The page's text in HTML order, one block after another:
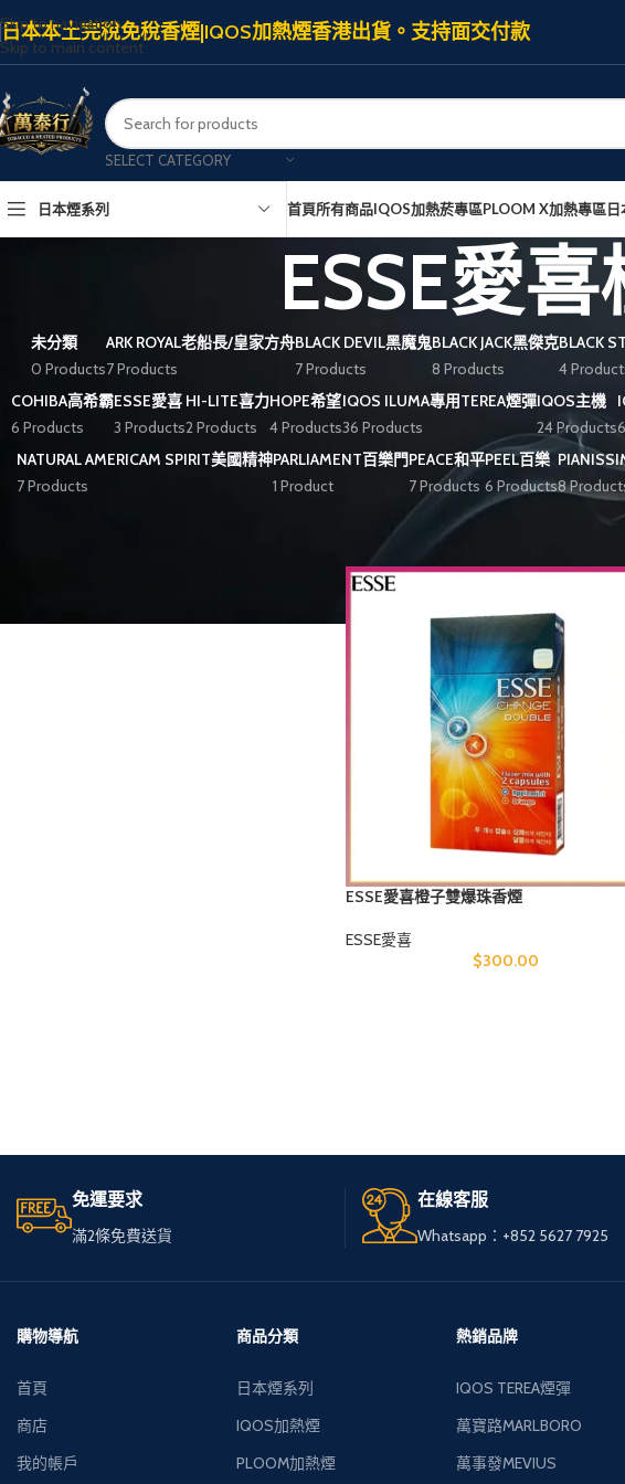
Skip to navigation
Skip to main content
日本本土完稅免稅香煙|IQOS加熱煙香港出貨。支持面交付款
SELECT CATEGORY
日本煙系列 首頁所有商品IQOS加熱菸專區PLOOM X加熱專區
ESSE愛
未分類
0 Products
ARK ROYAL老船長/皇家方舟
7 Products
BLACK DEVIL黑魔鬼
7 Products
BLACK JACK黑傑克
8 Products
BLACK
4
COHIBA高希霸
6 Products
ESSE愛喜
3 Products
HI-LITE喜力
2 Products
HOPE希望
4 Products
IQOS ILUMA專用TEREA煙彈
36 Products
IQOS主機
24 Products
NATURAL AMERICAM SPIRIT美國精神
7 Products
PARLIAMENT百樂門
1 Product
PEACE和平
7 Products
PEEL百樂
6 Products8
商品標籤為 “ESSE愛喜橙子雙爆珠香
ESSE愛喜橙子雙爆珠香煙
ESSE愛喜
$300.00
免運要求
滿2條免費送貨
在線客服
Whatsapp：+852 5627 7925
購物導航
首頁
商店
我的帳戶
商品分類
日本煙系列
IQOS加熱煙
PLOOM加熱煙
熱銷品牌
IQOS TEREA煙彈
萬寶路MARLBORO
萬事發MEVIUS